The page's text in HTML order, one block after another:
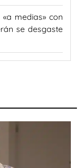
medias» con
se desgaste